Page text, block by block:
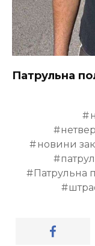
Патрульна
новини
Патрульна